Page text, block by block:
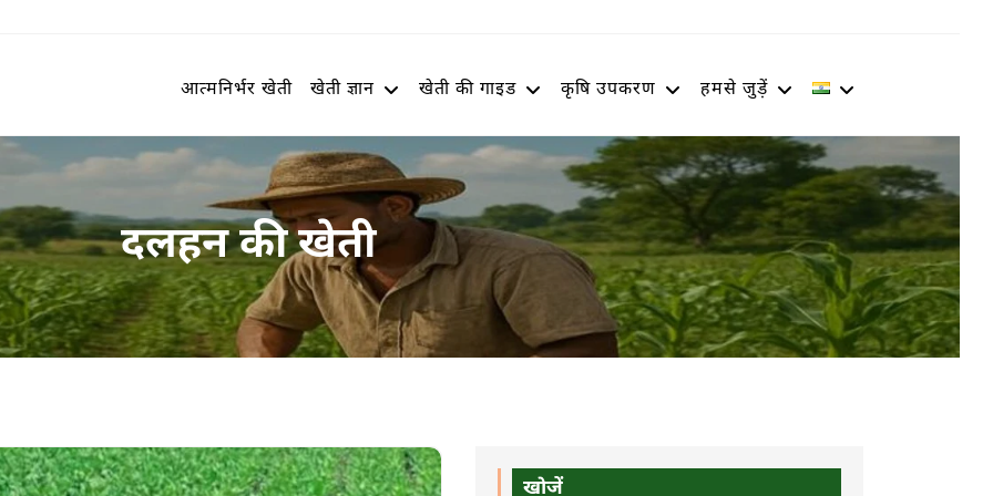
आत्मनिर्भर खेती खेती ज्ञान खेती की गाइड कृषि उपकरण हमसे जुड़ें
दलहन की खेती
खोजें